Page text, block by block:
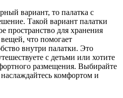
вариант, то палатка с
Такой вариант палатки
пространство для хранения
что помогает
внутри палатки. Это
с детьми или хотите
размещения. Выбирайте
комфортом и